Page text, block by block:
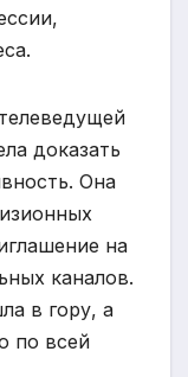
доказать
Она
на
каналов.
в гору, а
по всей